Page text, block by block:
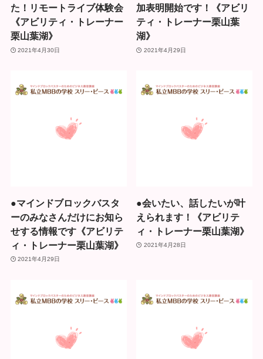
た！リモートライブ体験会
《アビリティ・トレーナー
栗山葉湖》
2021年4月30日
加表明開始です！《アビリ
ティ・トレーナー栗山葉
湖》
2021年4月29日
●マインドブロックバスタ
ーのみなさんだけにお知ら
せする情報です《アビリテ
ィ・トレーナー栗山葉湖》
2021年4月29日
●会いたい、話したいが叶
えられます！《アビリテ
ィ・トレーナー栗山葉湖》
2021年4月28日